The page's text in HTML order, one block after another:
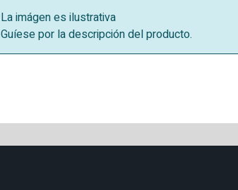
La imágen es ilustrativa
Guíese por la descripción del producto.